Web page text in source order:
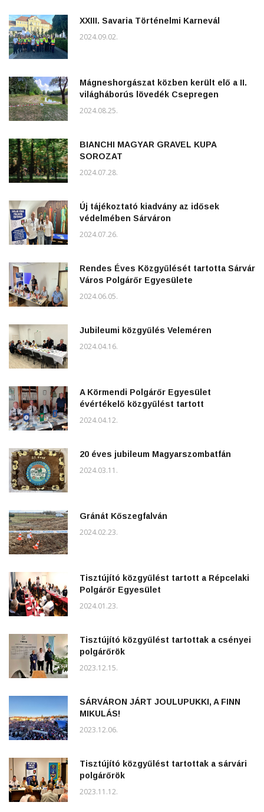
XXIII. Savaria Történelmi Karnevál
2024.09.02.
Mágneshorgászat közben került elő a II.
világháborús lövedék Csepregen
2024.08.25.
BIANCHI MAGYAR GRAVEL KUPA
SOROZAT
2024.07.28.
Új tájékoztató kiadvány az idősek
védelmében Sárváron
2024.07.26.
Rendes Éves Közgyűlését tartotta Sárvár
Város Polgárőr Egyesülete
2024.06.05.
Jubileumi közgyűlés Veleméren
2024.04.16.
A Körmendi Polgárőr Egyesület
évértékelő közgyűlést tartott
2024.04.12.
20 éves jubileum Magyarszombatfán
2024.03.11.
Gránát Kőszegfalván
2024.02.23.
Tisztújító közgyűlést tartott a Répcelaki
Polgárőr Egyesület
2024.01.23.
Tisztújító közgyűlést tartottak a csényei
polgárőrök
2023.12.15.
SÁRVÁRON JÁRT JOULUPUKKI, A FINN
MIKULÁS!
2023.12.06.
Tisztújító közgyűlést tartottak a sárvári
polgárőrök
2023.11.12.